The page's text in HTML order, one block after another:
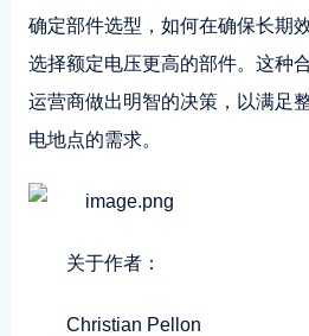
确定部件选型，如何在确保长期
选择额定电压更高的部件。这种
运营商做出明智的决策，以满足
电地点的需求。
关于作者：
Christian Pellon